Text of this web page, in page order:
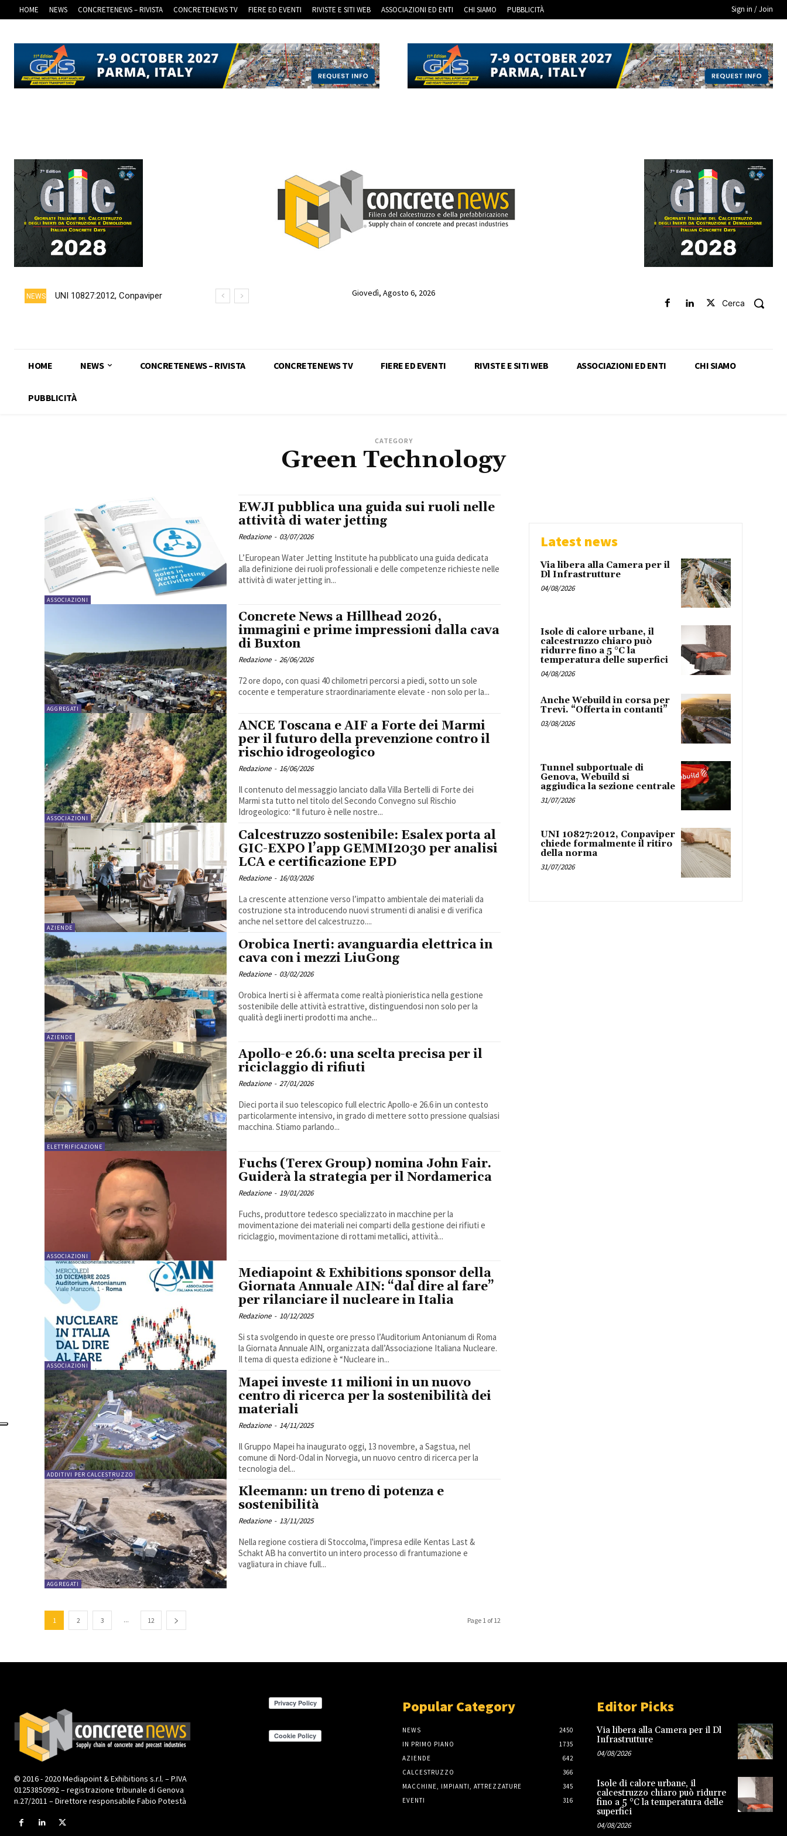
HOME NEWS CONCRETENEWS – RIVISTA CONCRETENEWS TV FIERE ED EVENTI RIVISTE E SITI WEB ASSOCIAZIONI ED ENTI CHI SIAMO PUBBLICITÀ Sign in / Join
NEWS
UNI 10827:2012, Conpaviper
Giovedì, Agosto 6, 2026
Cerca
HOME NEWS CONCRETENEWS – RIVISTA CONCRETENEWS TV FIERE ED EVENTI RIVISTE E SITI WEB ASSOCIAZIONI ED ENTI CHI SIAMO
PUBBLICITÀ
CATEGORY
Green Technology
ASSOCIAZIONI
EWJI pubblica una guida sui ruoli nelle
attività di water jetting
Redazione - 03/07/2026
L’European Water Jetting Institute ha pubblicato una guida dedicata
alla definizione dei ruoli professionali e delle competenze richieste nelle
attività di water jetting in...
AGGREGATI
Concrete News a Hillhead 2026,
immagini e prime impressioni dalla cava
di Buxton
Redazione - 26/06/2026
72 ore dopo, con quasi 40 chilometri percorsi a piedi, sotto un sole
cocente e temperature straordinariamente elevate - non solo per la...
ASSOCIAZIONI
ANCE Toscana e AIF a Forte dei Marmi
per il futuro della prevenzione contro il
rischio idrogeologico
Redazione - 16/06/2026
Il contenuto del messaggio lanciato dalla Villa Bertelli di Forte dei
Marmi sta tutto nel titolo del Secondo Convegno sul Rischio
Idrogeologico: “Il futuro è nelle nostre...
AZIENDE
Calcestruzzo sostenibile: Esalex porta al
GIC-EXPO l’app GEMMI2030 per analisi
LCA e certificazione EPD
Redazione - 16/03/2026
La crescente attenzione verso l’impatto ambientale dei materiali da
costruzione sta introducendo nuovi strumenti di analisi e di verifica
anche nel settore del calcestruzzo....
AZIENDE
Orobica Inerti: avanguardia elettrica in
cava con i mezzi LiuGong
Redazione - 03/02/2026
Orobica Inerti si è affermata come realtà pionieristica nella gestione
sostenibile delle attività estrattive, distinguendosi non solo per la
qualità degli inerti prodotti ma anche...
ELETTRIFICAZIONE
Apollo-e 26.6: una scelta precisa per il
riciclaggio di rifiuti
Redazione - 27/01/2026
Dieci porta il suo telescopico full electric Apollo-e 26.6 in un contesto
particolarmente intensivo, in grado di mettere sotto pressione qualsiasi
macchina. Stiamo parlando...
ASSOCIAZIONI
Fuchs (Terex Group) nomina John Fair.
Guiderà la strategia per il Nordamerica
Redazione - 19/01/2026
Fuchs, produttore tedesco specializzato in macchine per la
movimentazione dei materiali nei comparti della gestione dei rifiuti e
riciclaggio, movimentazione di rottami metallici, attività...
ASSOCIAZIONI
Mediapoint & Exhibitions sponsor della
Giornata Annuale AIN: “dal dire al fare”
per rilanciare il nucleare in Italia
Redazione - 10/12/2025
Si sta svolgendo in queste ore presso l’Auditorium Antonianum di Roma
la Giornata Annuale AIN, organizzata dall’Associazione Italiana Nucleare.
Il tema di questa edizione è “Nucleare in...
ADDITIVI PER CALCESTRUZZO
Mapei investe 11 milioni in un nuovo
centro di ricerca per la sostenibilità dei
materiali
Redazione - 14/11/2025
Il Gruppo Mapei ha inaugurato oggi, 13 novembre, a Sagstua, nel
comune di Nord-Odal in Norvegia, un nuovo centro di ricerca per la
tecnologia del...
AGGREGATI
Kleemann: un treno di potenza e
sostenibilità
Redazione - 13/11/2025
Nella regione costiera di Stoccolma, l'impresa edile Kentas Last &
Schakt AB ha convertito un intero processo di frantumazione e
vagliatura in chiave full...
1 2 3 ... 12 Page 1 of 12
Latest news
Via libera alla Camera per il
Dl Infrastrutture
04/08/2026
Isole di calore urbane, il
calcestruzzo chiaro può
ridurre fino a 5 °C la
temperatura delle superfici
04/08/2026
Anche Webuild in corsa per
Trevi. “Offerta in contanti”
03/08/2026
Tunnel subportuale di
Genova, Webuild si
aggiudica la sezione centrale
31/07/2026
UNI 10827:2012, Conpaviper
chiede formalmente il ritiro
della norma
31/07/2026
© 2016 - 2020 Mediapoint & Exhibitions s.r.l. – P.IVA
01253850992 – registrazione tribunale di Genova
n.27/2011 – Direttore responsabile Fabio Potestà
Popular Category
NEWS
2450
IN PRIMO PIANO
1735
AZIENDE
642
CALCESTRUZZO
366
MACCHINE, IMPIANTI, ATTREZZATURE
345
EVENTI
316
Editor Picks
Via libera alla Camera per il Dl
Infrastrutture
04/08/2026
Isole di calore urbane, il
calcestruzzo chiaro può ridurre
fino a 5 °C la temperatura delle
superfici
04/08/2026